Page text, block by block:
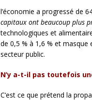
l’économie a progressé de
capitaux ont beaucoup plus
technologiques et
de 0,5 % à 1,6 % et
secteur public.
N’y a-t-il pas toutefois
C’est ce que prétend la